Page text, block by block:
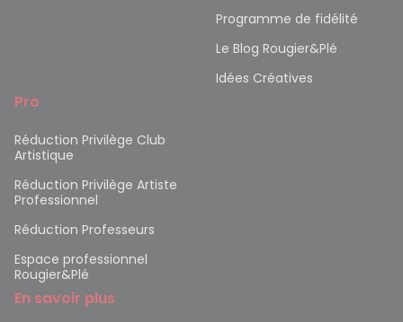
Programme de fidélité
Le Blog Rougier&Plé
Idées Créatives
Pro
Réduction Privilège Club
Artistique
Réduction Privilège Artiste
Professionnel
Réduction Professeurs
Espace professionnel
Rougier&Plé
En savoir plus